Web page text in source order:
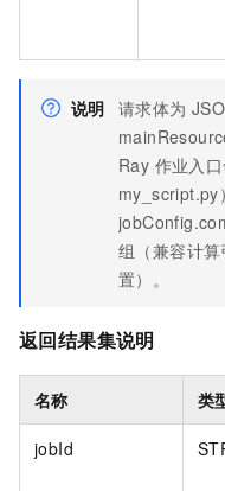
说明 请求体为
Ray 作业入
my_script.py
组（兼容计
置）。
返回结果集说明
名称 类
jobId